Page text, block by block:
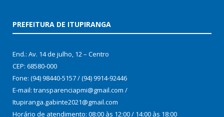
PREFEITURA DE ITUPIRANGA
End.: Av. 14 de julho, 12 – Centro
CEP: 68580-000
Fone: (94) 98440-5157 / (94) 9914-92446
E-mail: transparenciapmi@gmail.com /
Itupiranga.gabinte2021@gmail.com
Horário de atendimento: 08:00 às 12:00 / 14:00 às 18:00